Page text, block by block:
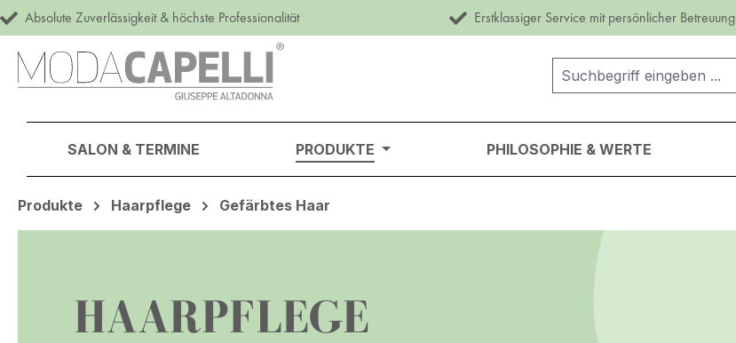
Hauptinhalt springen
Zur Suche springen
Zur Hauptnavigation springen
Absolute Zuverlässigkeit & höchste Professionalität Erstklassiger Service mit persönlicher Betreuung
SALON & TERMINE PRODUKTE PHILOSOPHIE & WERTE
Produkte Haarpflege Gefärbtes Haar
HAARPFLEGE